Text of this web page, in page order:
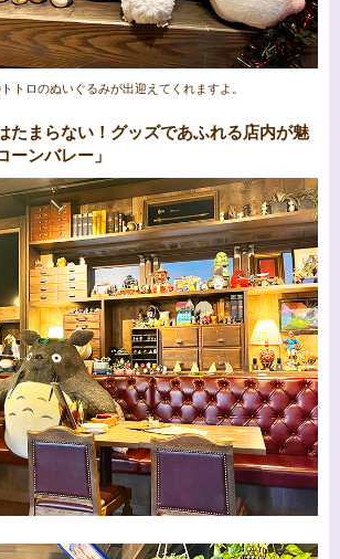
トロのぬいぐるみが出迎えてくれますよ。
たまらない！グッズであふれる店内が魅
ーンバレー」